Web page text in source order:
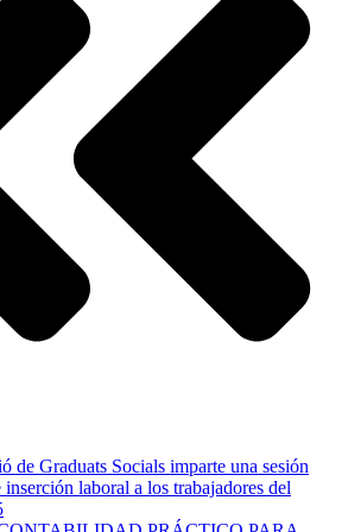
de Graduats Socials imparte una sesión
laboral a los trabajadores del